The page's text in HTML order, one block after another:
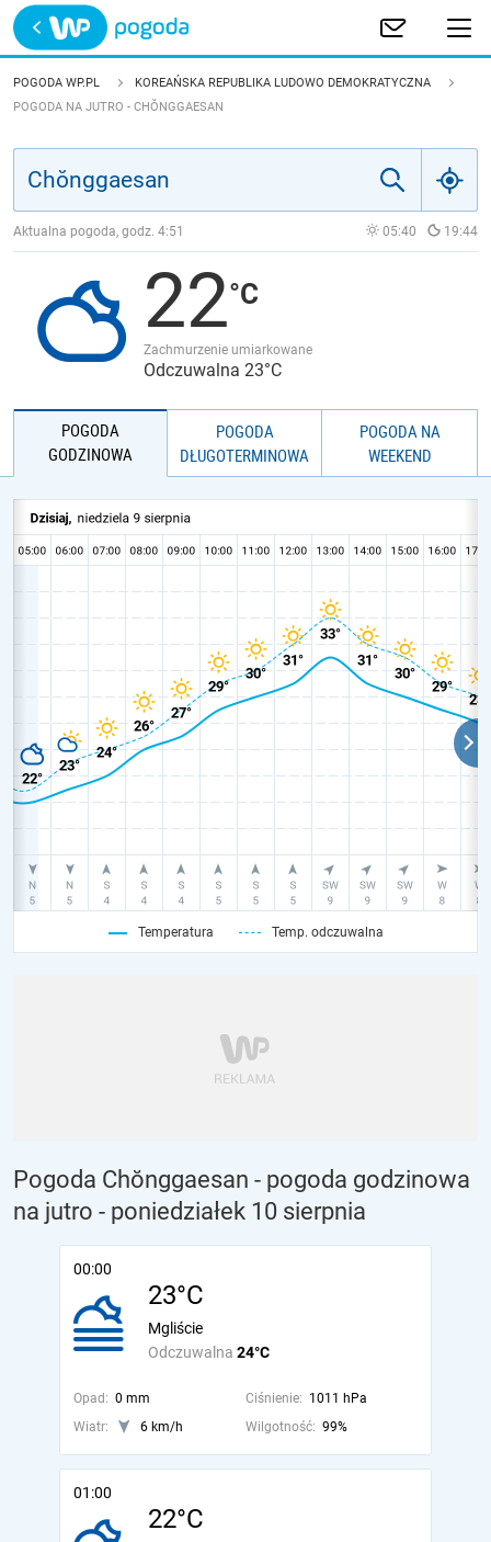
Trwa ładowanie
POLSKA
JAKOŚĆ POWIETRZA
POGODA WP.PL
KOREAŃSKA REPUBLIKA LUDOWO DEMOKRATYCZNA
POGODA NA JUTRO - CHŎNGGAESAN
Aktualna pogoda, godz. 4:51 05:40 19:44
22
Zachmurzenie umiarkowane
Odczuwalna 23°C
POGODA
GODZINOWA
POGODA
DŁUGOTERMINOWA
POGODA NA
WEEKEND
Temperatura Temp. odczuwalna
Pogoda Chŏnggaesan - pogoda godzinowa
na jutro - poniedziałek 10 sierpnia
00:00
23°C
Odczuwalna 24°C
Mgliście
Opad: 0 mm Ciśnienie: 1011 hPa
Wiatr:
6 km/h Wilgotność: 99%
01:00
22°C